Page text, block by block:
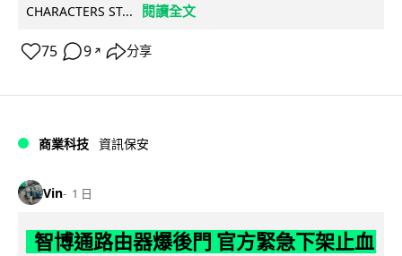
CHARACTERS ST...
閱讀全文
75 9 ↗ 分享
商業科技 資訊保安
Vin 1 日
智博通路由器爆後門 官方緊急下架止血